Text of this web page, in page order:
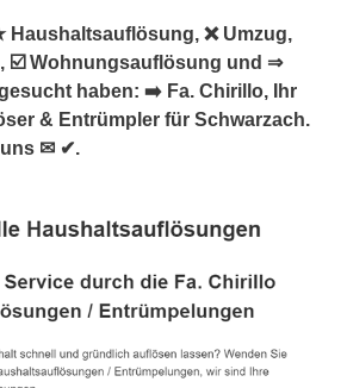
Haushaltsauflösung, ❌ Umzug,
☑️ Wohnungsauflösung und ⇒
haben: ➡️ Fa. Chirillo, Ihr
& Entrümpler für Schwarzach.
✉ ✔.